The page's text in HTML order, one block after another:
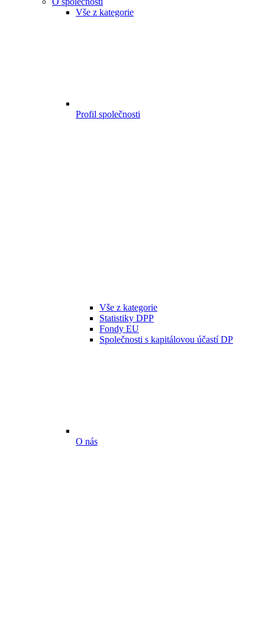
Vše z kategorie
Profil společnosti
Vše z kategorie
Statistiky DPP
Fondy EU
Společnosti s kapitálovou účastí DP
O nás